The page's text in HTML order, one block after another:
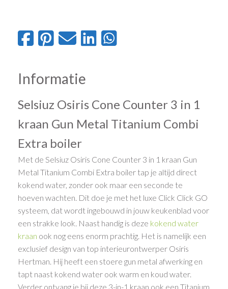
Informatie
Selsiuz Osiris Cone Counter 3 in 1
kraan Gun Metal Titanium Combi
Extra boiler
Met de Selsiuz Osiris Cone Counter 3 in 1 kraan Gun
Metal Titanium Combi Extra boiler tap je altijd direct
kokend water, zonder ook maar een seconde te
hoeven wachten. Dit doe je met het luxe Click Click GO
systeem, dat wordt ingebouwd in jouw keukenblad voor
een strakke look. Naast handig is deze kokend water
kraan ook nog eens enorm prachtig. Het is namelijk een
exclusief design van top interieurontwerper Osiris
Hertman. Hij heeft een stoere gun metal afwerking en
tapt naast kokend water ook warm en koud water.
Verder ontvang je bij deze 3-in-1 kraan ook een Titanium